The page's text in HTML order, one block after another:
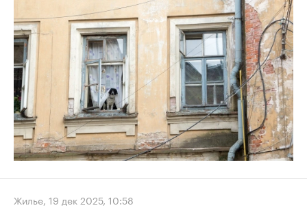
Жилье, 19 дек 2025, 10:58